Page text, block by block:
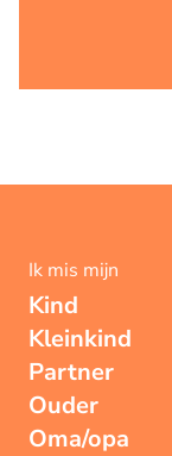
Ik mis mijn
Kind
Kleinkind
Partner
Ouder
Oma/opa